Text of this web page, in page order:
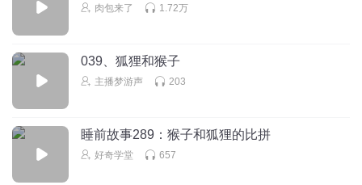
肉包来了 1.72万
039、狐狸和猴子
主播梦游声 203
睡前故事289：猴子和狐狸的比拼
好奇学堂 657